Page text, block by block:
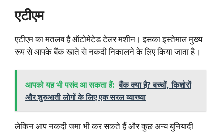
एटीएम
एटीएम का मतलब है ऑटोमेटेड टेलर मशीन। इसका इस्तेमाल मुख्य
रूप से आपके बैंक खाते से नकदी निकालने के लिए किया जाता है।
आपको यह भी पसंद आ सकता हैं: बैंक क्या है? बच्चों, किशोरों
और शुरुआती लोगों के लिए एक सरल व्याख्या
लेकिन आप नकदी जमा भी कर सकते हैं और कुछ अन्य बुनियादी